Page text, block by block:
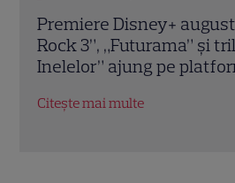
Premiere de neratat pe
și SkyShowtime în
filme de colecție și
Citește mai multe